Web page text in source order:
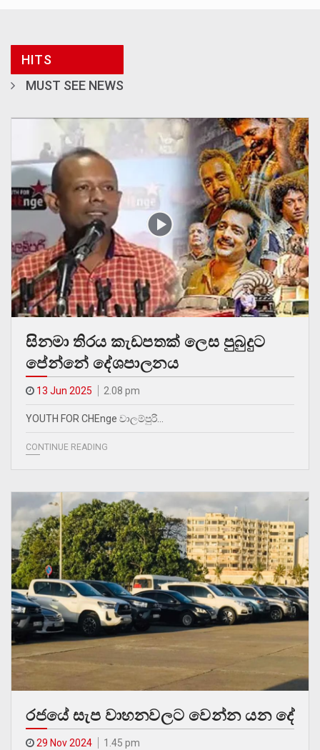
HITS
MUST SEE NEWS
සිනමා තිරය කැඩපතක් ලෙස පුබුදුට
පේන්නේ දේශපාලනය
13 Jun 2025 2.08 pm
YOUTH FOR CHEnge වාලම්පුරි…
CONTINUE READING
රජයේ සැප වාහනවලට වෙන්න යන දේ
29 Nov 2024 1.45 pm